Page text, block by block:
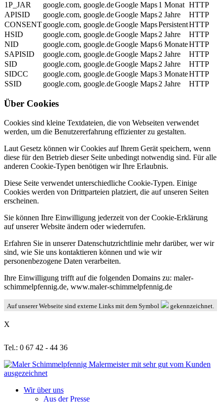
1P_JAR
google.com, google.deGoogle Maps1 Monat HTTP
APISID
google.com, google.deGoogle Maps2 Jahre
HTTP
CONSENTgoogle.com, google.deGoogle MapsPersistentHTTP
HSID
google.com, google.deGoogle Maps2 Jahre
HTTP
NID
google.com, google.deGoogle Maps6 MonateHTTP
SAPISID
google.com, google.deGoogle Maps2 Jahre
HTTP
SID
google.com, google.deGoogle Maps2 Jahre
HTTP
SIDCC
google.com, google.deGoogle Maps3 MonateHTTP
SSID
google.com, google.deGoogle Maps2 Jahre HTTP
Über Cookies
Cookies sind kleine Textdateien, die von Webseiten verwendet
werden, um die Benutzererfahrung effizienter zu gestalten.
Laut Gesetz können wir Cookies auf Ihrem Gerät speichern, wenn
diese für den Betrieb dieser Seite unbedingt notwendig sind. Für alle
anderen Cookie-Typen benötigen wir Ihre Erlaubnis.
Diese Seite verwendet unterschiedliche Cookie-Typen. Einige
Cookies werden von Drittparteien platziert, die auf unseren Seiten
erscheinen.
Sie können Ihre Einwilligung jederzeit von der Cookie-Erklärung
auf unserer Website ändern oder wiederrufen.
Erfahren Sie in unserer Datenschutzrichtlinie mehr darüber, wer wir
sind, wie Sie uns kontaktieren können und wie wir
personenbezogene Daten verarbeiten.
Ihre Einwilligung trifft auf die folgenden Domains zu: maler-
schimmelpfennig.de, www.maler-schimmelpfennig.de
Auf unserer Webseite sind externe Links mit dem Symbol gekennzeichnet.
X
Tel.: 0 67 42 - 44 36
Wir über uns
Aus der Presse